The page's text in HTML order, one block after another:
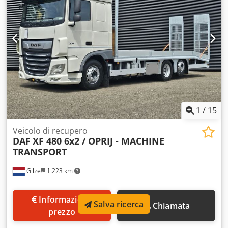
1 / 15
Gilze 1.223 km
Veicolo di recupero
DAF XF 480 6x2 / OPRIJ - MACHINE
TRANSPORT
prezzo
Chiamata
Salva ricerca